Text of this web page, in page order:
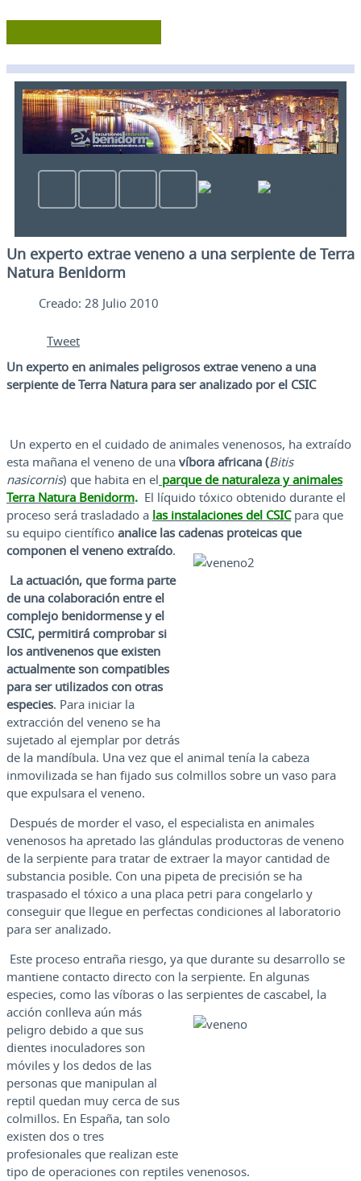
Un experto extrae veneno a una serpiente de Terra
Natura Benidorm
Creado: 28 Julio 2010
Tweet
Un experto en animales peligrosos extrae veneno a una
serpiente de Terra Natura para ser analizado por el CSIC
Un experto en el cuidado de animales venenosos, ha extraído
esta mañana el veneno de una víbora africana (Bitis
nasicornis) que habita en el parque de naturaleza y animales
Terra Natura Benidorm. El líquido tóxico obtenido durante el
proceso será trasladado a las instalaciones del CSICpara que
su equipo científico analice las cadenas proteicas que
componen el veneno extraído.
La actuación, que forma parte
de una colaboración entre el
complejo benidormense y el
CSIC, permitirá comprobar si
los antivenenos que existen
actualmente son compatibles
para ser utilizados con otras
especies. Para iniciar la
extracción del veneno se ha
sujetado al ejemplar por detrás
de la mandíbula. Una vez que el animal tenía la cabeza
inmovilizada se han fijado sus colmillos sobre un vaso para
que expulsara el veneno.
Después de morder el vaso, el especialista en animales
venenosos ha apretado las glándulas productoras de veneno
de la serpiente para tratar de extraer la mayor cantidad de
substancia posible. Con una pipeta de precisión se ha
traspasado el tóxico a una placa petri para congelarlo y
conseguir que llegue en perfectas condiciones al laboratorio
para ser analizado.
Este proceso entraña riesgo, ya que durante su desarrollo se
mantiene contacto directo con la serpiente. En algunas
especies, como las víboras o las serpientes de cascabel, la
acción conlleva aún más
peligro debido a que sus
dientes inoculadores son
móviles y los dedos de las
personas que manipulan al
reptil quedan muy cerca de sus
colmillos. En España, tan solo
existen dos o tres
profesionales que realizan este
tipo de operaciones con reptiles venenosos.